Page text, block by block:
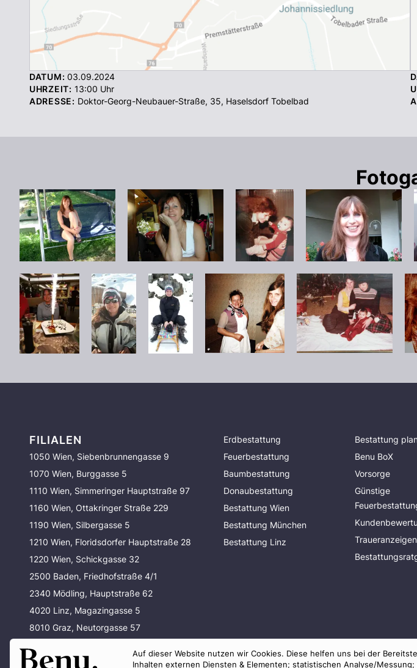
Auf dieser Website nutzen wir Cookies. Diese helfen uns bei der
Inhalten externen Diensten & Elementen; statistischen Analyse/
DATUM: 03.09.2024
UHRZEIT: 13:00 Uhr
ADRESSE: Doktor-Georg-Neubauer-Straße, 35, Haselsdorf Tobelbad
FILIALEN
1050 Wien, Siebenbrunnengasse 9
1070 Wien, Burggasse 5
1110 Wien, Simmeringer Hauptstraße 97
1160 Wien, Ottakringer Straße 229
1190 Wien, Silbergasse 5
1210 Wien, Floridsdorfer Hauptstraße 28
1220 Wien, Schickgasse 32
2500 Baden, Friedhofstraße 4/1
2340 Mödling, Hauptstraße 62
4020 Linz, Magazingasse 5
8010 Graz, Neutorgasse 57
80637 München, Baldurstraße 29
Erdbestattung
Feuerbestattung
Baumbestattung
Donaubestattung
Bestattung Wien
Bestattung München
Bestattung Linz
Bestattung
Benu BoX
Vorsorge
Günstige
Traueranzeigen